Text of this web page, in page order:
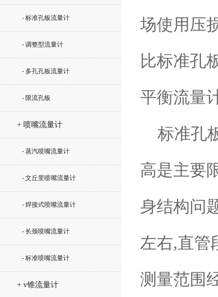
- 标准孔板流量计
- 调整型流量计
- 多孔孔板流量计
- 限流孔板
+ 喷嘴流量计
- 蒸汽喷嘴流量计
- 文丘里喷嘴流量计
- 焊接式喷嘴流量计
- 长颈喷嘴流量计
- 标准喷嘴流量计
+ v锥流量计
场使用压
比标准孔
平衡流量
标准孔
高是主要
身结构问
左右,直管
测量范围